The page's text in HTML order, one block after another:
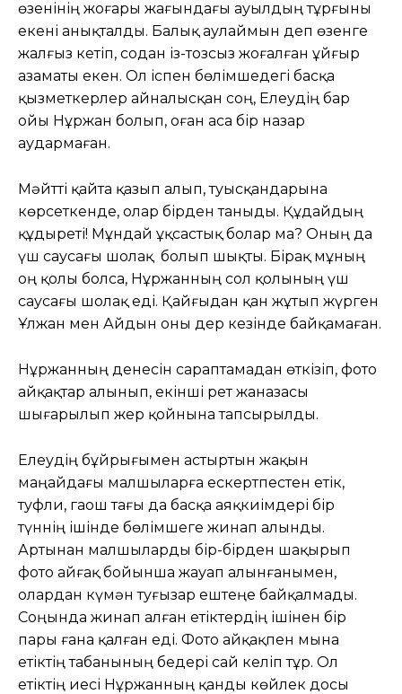
өзенінің жоғары жағындағы ауылдың тұрғыны
екені анықталды. Балық аулаймын деп өзенге
жалғыз кетіп, содан із-тозсыз жоғалған ұйғыр
азаматы екен. Ол іспен бөлімшедегі басқа
қызметкерлер айналысқан соң, Елеудің бар
ойы Нұржан болып, оған аса бір назар
аудармаған.
Мәйтті қайта қазып алып, туысқандарына
көрсеткенде, олар бірден таныды. Құдайдың
құдыреті! Мұндай ұқсастық болар ма? Оның да
үш саусағы шолақ болып шықты. Бірақ мұның
оң қолы болса, Нұржанның сол қолының үш
саусағы шолақ еді. Қайғыдан қан жұтып жүрген
Ұлжан мен Айдын оны дер кезінде байқамаған.
Нұржанның денесін сараптамадан өткізіп, фото
айқақтар алынып, екінші рет жаназасы
шығарылып жер қойнына тапсырылды.
Елеудің бұйрығымен астыртын жақын
маңайдағы малшыларға ескертпестен етік,
туфли, гаош тағы да басқа аяқкиімдері бір
түннің ішінде бөлімшеге жинап алынды.
Артынан малшыларды бір-бірден шақырып
фото айғақ бойынша жауап алынғанымен,
олардан күмән туғызар ештеңе байқалмады.
Соңында жинап алған етіктердің ішінен бір
пары ғана қалған еді. Фото айқақпен мына
етіктің табанының бедері сай келіп тұр. Ол
етіктің иесі Нұржанның қанды көйлек досы